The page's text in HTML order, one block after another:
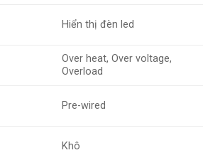
Hiển thị đèn led
Over heat, Over voltage,
Overload
Pre-wired
Khô